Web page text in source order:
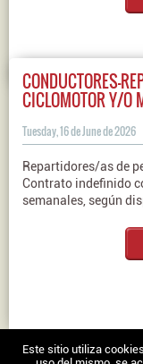
CONDUCTORES-
CICLOMOTOR Y/O
Tuesday, 16 de June de 2026
Repartidores/as de
Contrato indefinido
semanales, según
Nosotros|Contacto|
Este sitio utiliza